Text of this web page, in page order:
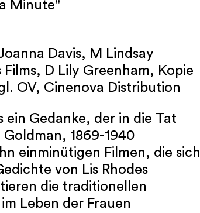
Minute"
Davis, M Lindsay
D Lily Greenham, Kopie
OV, Cinenova Distribution
ein Gedanke, der in die Tat
1869-1940
einminütigen Filmen, die sich
von Lis Rhodes
die traditionellen
Leben der Frauen